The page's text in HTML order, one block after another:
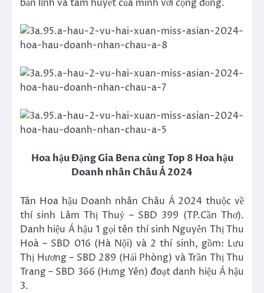
bản lĩnh và tâm huyết của mình với cộng đồng.
Hoa hậu Đặng Gia Bena cùng Top 8 Hoa hậu
Doanh nhân Châu Á 2024
Tân Hoa hậu Doanh nhân Châu Á 2024 thuộc về
thí sinh Lâm Thị Thuỷ – SBD 399 (TP.Cần Thơ).
Danh hiệu Á hậu 1 gọi tên thí sinh Nguyễn Thị Thu
Hoà – SBD 016 (Hà Nội) và 2 thí sinh, gồm: Lưu
Thị Hương – SBD 289 (Hải Phòng) và Trần Thị Thu
Trang – SBD 366 (Hưng Yên) đoạt danh hiệu Á hậu
3.